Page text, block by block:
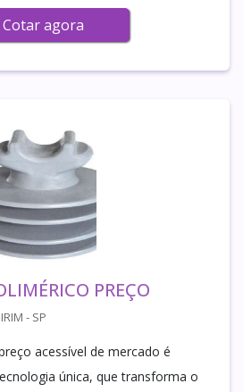
Cotar agora
PREÇO
- SP
acessível de mercado é
única, que transforma o